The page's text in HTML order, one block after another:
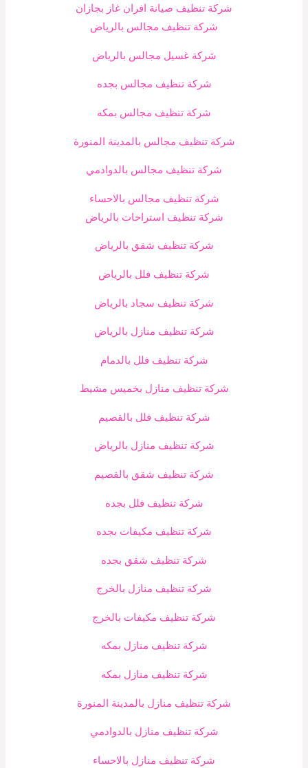
شركة تنظيف صيانة افران غاز بجازان
شركة تنظيف مجالس بالرياض
شركة غسيل مجالس بالرياض
شركة تنظيف مجالس بجده
شركة تنظيف مجالس بمكه
شركة تنظيف مجالس بالمدينة المنورة
شركة تنظيف مجالس بالدوادمي
شركة تنظيف مجالس بالاحساء
شركة تنظيف استراحات بالرياض
شركة تنظيف شقق بالرياض
شركة تنظيف فلل بالرياض
شركة تنظيف سجاد بالرياض
شركة تنظيف منازل بالرياض
شركة تنظيف فلل بالدمام
شركة تنظيف منازل بخميس مشيط
شركة تنظيف فلل بالقصيم
شركة تنظيف منازل بالرياض
شركة تنظيف شقق بالقصيم
شركة تنظيف فلل بجده
شركة تنظيف مكيفات بجده
شركة تنظيف شقق بجده
شركة تنظيف منازل بالخرج
شركة تنظيف مكيفات بالخرج
شركة تنظيف منازل بمكه
شركة تنظيف منازل بمكه
شركة تنظيف منازل بالمدينة المنورة
شركة تنظيف منازل بالدوادمي
شركة تنظيف منازل بالاحساء